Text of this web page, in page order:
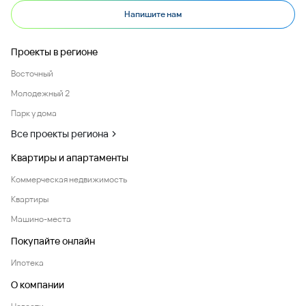
Напишите нам
Проекты в регионе
Восточный
Молодежный 2
Парк у дома
Все проекты региона
Квартиры и апартаменты
Коммерческая недвижимость
Квартиры
Машино-места
Покупайте онлайн
Ипотека
О компании